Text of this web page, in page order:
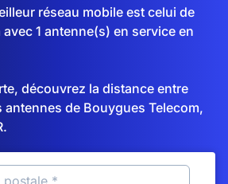
réseau mobile est celui de
1 antenne(s) en service en
découvrez la distance entre
antennes de Bouygues Telecom,